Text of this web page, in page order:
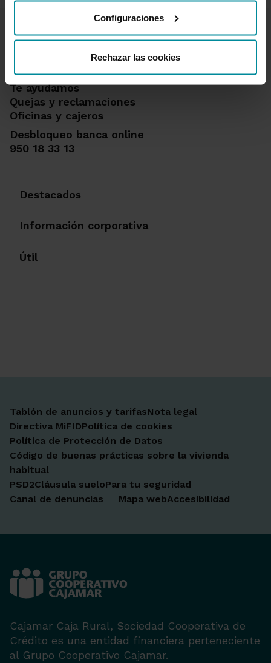
Configuraciones
Rechazar las cookies
Te ayudamos
Quejas y reclamaciones
Oficinas y cajeros
Desbloqueo banca online
950 18 33 13
Destacados
Información corporativa
Útil
Tablón de anuncios y tarifasNota legal
Directiva MiFIDPolítica de cookies
Política de Protección de Datos
Código de buenas prácticas sobre la vivienda
habitual
PSD2Cláusula sueloPara tu seguridad
Canal de denuncias
Mapa webAccesibilidad
Cajamar Caja Rural, Sociedad Cooperativa de
Crédito es una entidad financiera perteneciente
al Grupo Cooperativo Cajamar.